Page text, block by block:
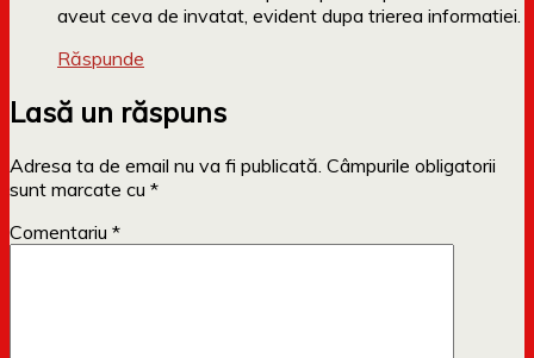
aveut ceva de invatat, evident dupa trierea informatiei.
Răspunde
Lasă un răspuns
Adresa ta de email nu va fi publicată. Câmpurile obligatorii
sunt marcate cu *
Comentariu *